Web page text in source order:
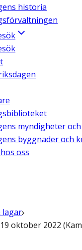
historia
myndigheter
byggnader och
oss
lagar
oktober 2022